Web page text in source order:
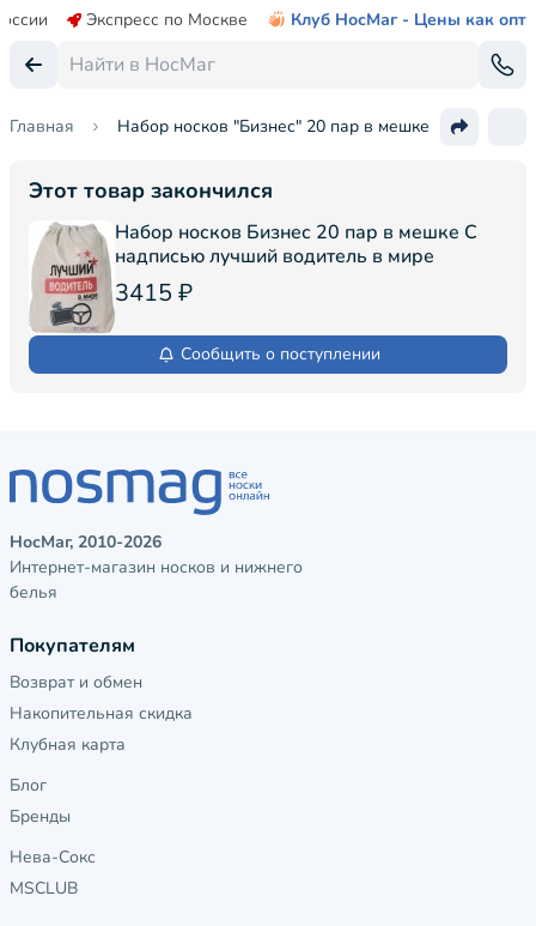
Экспресс по Москве Клуб НосМаг - Цены как опт
Главная Набор носков "Бизнес" 20 пар в мешке
Этот товар закончился
Набор носков Бизнес 20 пар в мешке С
надписью лучший водитель в мире
3415 ₽
Сообщить о поступлении
НосМаг, 2010-2026
Интернет-магазин носков и нижнего
белья
Покупателям
Возврат и обмен
Накопительная скидка
Клубная карта
Блог
Бренды
Нева-Сокс
MSCLUB